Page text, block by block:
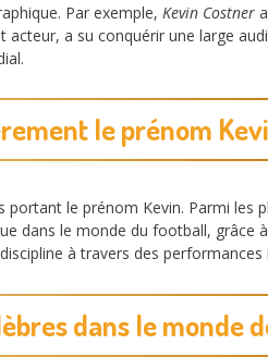
Par exemple, Kevin Costner
acteur, a su conquérir une large
le prénom
le prénom Kevin. Parmi les
dans le monde du football, grâce
à travers des performances
dans le monde